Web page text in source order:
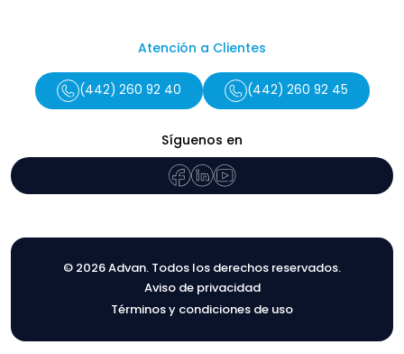
Atención a Clientes
(442) 260 92 40 (442) 260 92 45
Síguenos en
© 2026 Advan. Todos los derechos reservados.
Aviso de privacidad
Términos y condiciones de uso